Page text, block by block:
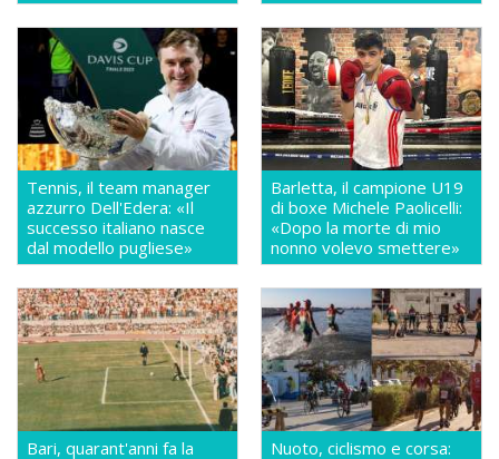
Tennis, il team manager
azzurro Dell'Edera: «Il
successo italiano nasce
dal modello pugliese»
Barletta, il campione U19
di boxe Michele Paolicelli:
«Dopo la morte di mio
nonno volevo smettere»
Bari, quarant'anni fa la
Nuoto, ciclismo e corsa: